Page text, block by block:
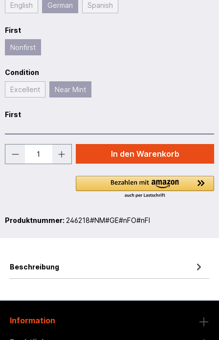
English German Spanish
First
Nonfirst
Condition
Excellent Near Mint
First
In den Warenkorb
Produktnummer: 246218#NM#GE#nFO#nFI
Beschreibung
Information